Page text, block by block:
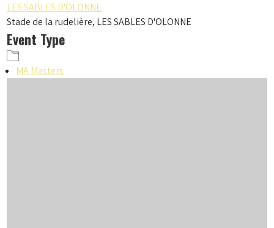
LES SABLES D'OLONNE
Stade de la rudelière, LES SABLES D'OLONNE
Event Type
MA Masters